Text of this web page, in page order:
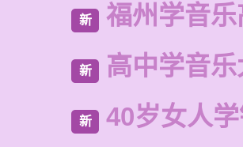
新 福州学音
新 高中学音
新 40岁女人